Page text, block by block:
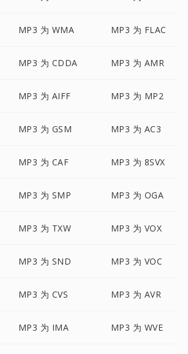
MP3 为 WMA MP3 为 FLAC
MP3 为 CDDA MP3 为 AMR
MP3 为 AIFF MP3 为 MP2
MP3 为 GSM MP3 为 AC3
MP3 为 CAF MP3 为 8SVX
MP3 为 SMP MP3 为 OGA
MP3 为 TXW MP3 为 VOX
MP3 为 SND MP3 为 VOC
MP3 为 CVS MP3 为 AVR
MP3 为 IMA MP3 为 WVE